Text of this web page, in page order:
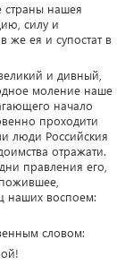
страны нашея
силу и
же ея и супостат в
и дивный,
моление наше
начало
проходити
люди Российския
отражати.
правления его,
наших воспоем:
словом: